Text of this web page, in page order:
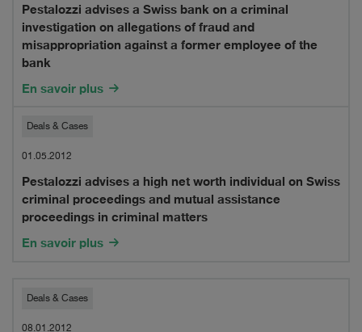
a
Swiss
bank
a
criminal
investigation
on
allegations
fraud
Pestalozzi advises a Swiss bank on a criminal
investigation on allegations of fraud and
misappropriation against a former employee of the
bank
En savoir plus
Pestalozzi
advises
a
high
net
individual
Deals & Cases
01.05.2012
Pestalozzi advises a high net worth individual on Swiss
criminal proceedings and mutual assistance
proceedings in criminal matters
En savoir plus
Pestalozzi
Deals & Cases
08.01.2012